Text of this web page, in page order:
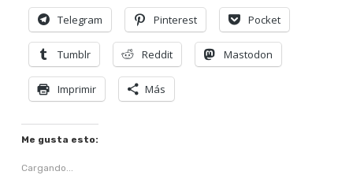
Telegram Pinterest Pocket
Tumblr Reddit Mastodon
Imprimir Más
Me gusta esto:
Cargando...